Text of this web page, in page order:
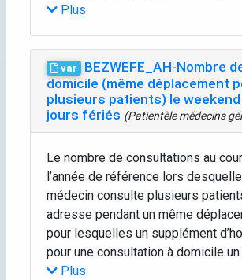
Plus
var
BEZWEFE_AH-Nombre
domicile (même déplacement
plusieurs patients) le
jours fériés (Patientèle médecins
Le nombre de consultations au
l’année de référence lors
médecin consulte plusieurs
adresse pendant un même
pour lesquelles un supplément
pour une consultation à domicile
Plus